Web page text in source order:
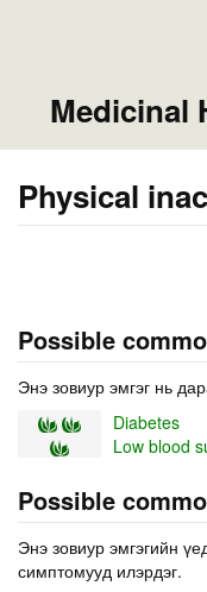
Medicinal
Physical
Possible
Энэ зовиур эмгэг нь
Diabetes
Low blood
Possible
Энэ зовиур эмгэгийн
симптомууд илэрдэг.